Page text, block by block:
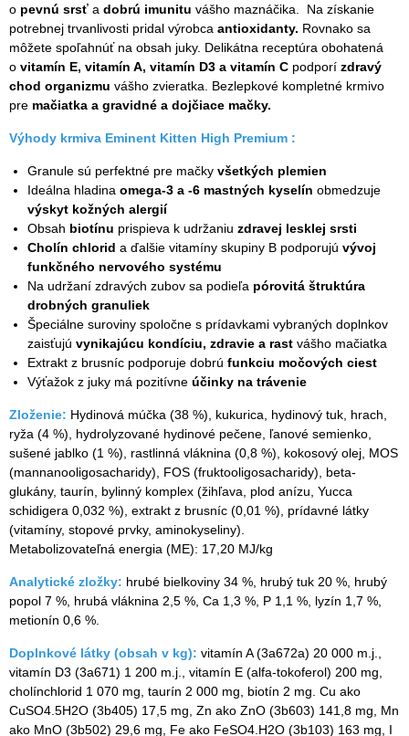
o pevnú srsť a dobrú imunitu vášho maznáčika. Na získanie
potrebnej trvanlivosti pridal výrobca antioxidanty. Rovnako sa
môžete spoľahnúť na obsah juky. Delikátna receptúra obohatená
o vitamín E, vitamín A, vitamín D3 a vitamín C podporí zdravý
chod organizmu vášho zvieratka. Bezlepkové kompletné krmivo
pre mačiatka a gravidné a dojčiace mačky.
Výhody krmiva Eminent Kitten High Premium :
Granule sú perfektné pre mačky všetkých plemien
Ideálna hladina omega-3 a -6 mastných kyselín obmedzuje
výskyt kožných alergií
Obsah biotínu prispieva k udržaniu zdravej lesklej srsti
Cholín chlorid a ďalšie vitamíny skupiny B podporujú vývoj
funkčného nervového systému
Na udržaní zdravých zubov sa podieľa pórovitá štruktúra
drobných granuliek
Špeciálne suroviny spoločne s prídavkami vybraných doplnkov
zaisťujú vynikajúcu kondíciu, zdravie a rast vášho mačiatka
Extrakt z brusníc podporuje dobrú funkciu močových ciest
Výťažok z juky má pozitívne účinky na trávenie
Zloženie: Hydinová múčka (38 %), kukurica, hydinový tuk, hrach,
ryža (4 %), hydrolyzované hydinové pečene, ľanové semienko,
sušené jablko (1 %), rastlinná vláknina (0,8 %), kokosový olej, MOS
(mannanooligosacharidy), FOS (fruktooligosacharidy), beta-
glukány, taurín, bylinný komplex (žihľava, plod anízu, Yucca
schidigera 0,032 %), extrakt z brusníc (0,01 %), prídavné látky
(vitamíny, stopové prvky, aminokyseliny).
Metabolizovateľná energia (ME): 17,20 MJ/kg
Analytické zložky: hrubé bielkoviny 34 %, hrubý tuk 20 %, hrubý
popol 7 %, hrubá vláknina 2,5 %, Ca 1,3 %, P 1,1 %, lyzín 1,7 %,
metionín 0,6 %.
Doplnkové látky (obsah v kg): vitamín A (3a672a) 20 000 m.j.,
vitamín D3 (3a671) 1 200 m.j., vitamín E (alfa-tokoferol) 200 mg,
cholínchlorid 1 070 mg, taurín 2 000 mg, biotín 2 mg. Cu ako
CuSO4.5H2O (3b405) 17,5 mg, Zn ako ZnO (3b603) 141,8 mg, Mn
ako MnO (3b502) 29,6 mg, Fe ako FeSO4.H2O (3b103) 163 mg, I